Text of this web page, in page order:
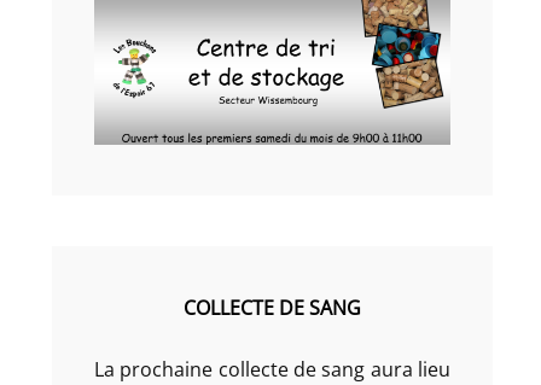
COLLECTE DE SANG
La prochaine collecte de sang aura lieu